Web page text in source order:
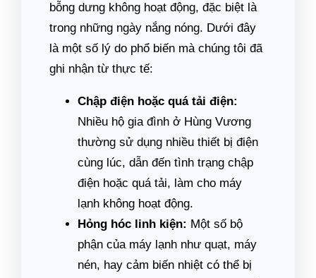
bỗng dưng không hoạt động, đặc biệt là
trong những ngày nắng nóng. Dưới đây
là một số lý do phổ biến mà chúng tôi đã
ghi nhận từ thực tế:
Chập điện hoặc quá tải điện:
Nhiều hộ gia đình ở Hùng Vương
thường sử dụng nhiều thiết bị điện
cùng lúc, dẫn đến tình trạng chập
điện hoặc quá tải, làm cho máy
lạnh không hoạt động.
Hỏng hóc linh kiện: Một số bộ
phận của máy lạnh như quạt, máy
nén, hay cảm biến nhiệt có thể bị